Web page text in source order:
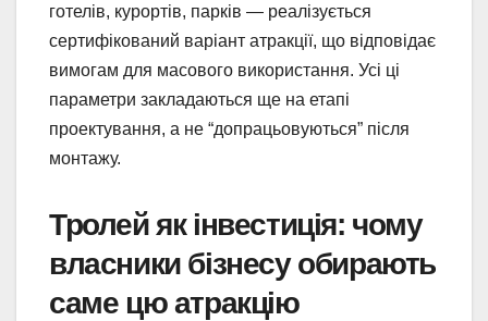
готелів, курортів, парків — реалізується
сертифікований варіант атракції, що відповідає
вимогам для масового використання. Усі ці
параметри закладаються ще на етапі
проектування, а не “допрацьовуються” після
монтажу.
Тролей як інвестиція: чому
власники бізнесу обирають
саме цю атракцію